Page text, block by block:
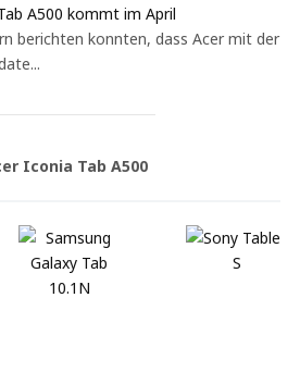
A500 kommt im April
berichten konnten, dass Acer mit der
Iconia Tab A500